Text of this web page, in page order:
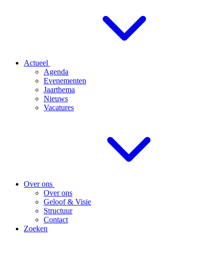
Actueel
Agenda
Evenementen
Jaarthema
Nieuws
Vacatures
Over ons
Over ons
Geloof & Visie
Structuur
Contact
Zoeken